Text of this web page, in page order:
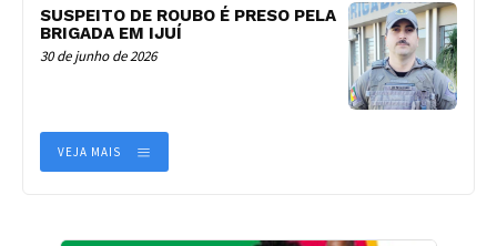
SUSPEITO DE ROUBO É PRESO PELA
BRIGADA EM IJUÍ
30 de junho de 2026
VEJA MAIS